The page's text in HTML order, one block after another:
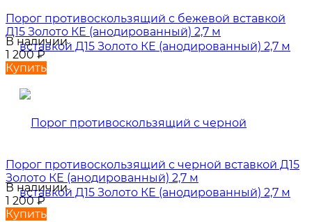
Порог противоскользящий с бежевой вставкой
Д15 Золото КЕ (анодированный) 2,7 м
В наличии
1 200₽
Купить
Порог противоскользящий с черной вставкой Д15
Золото КЕ (анодированный) 2,7 м
В наличии
1 200₽
Купить